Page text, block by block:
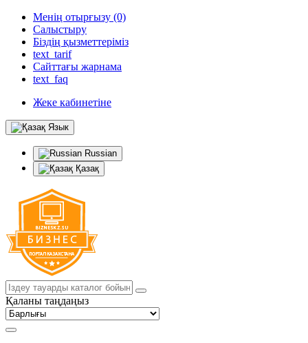
Менің отырғызу (0)
Салыстыру
Біздің қызметтеріміз
text_tarif
Сайттағы жарнама
text_faq
Жеке кабинетіне
Язык
Russian
Қазақ
Қаланы таңдаңыз